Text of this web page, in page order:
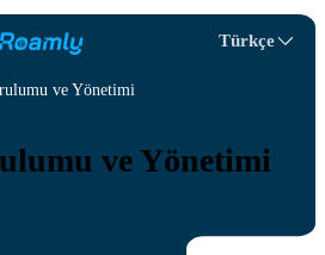
Türkçe
ve Yönetimi
ve Yönetimi